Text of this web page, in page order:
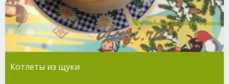
Котлеты из щуки